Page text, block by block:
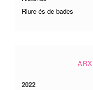
Riure és de bades
2022